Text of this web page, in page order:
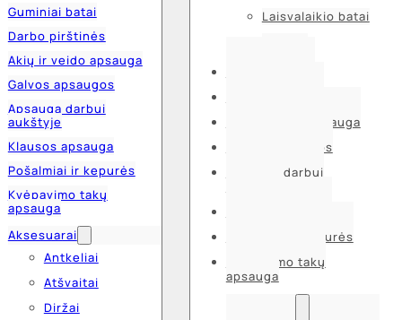
Guminiai batai
Darbo pirštinės
Akių ir veido apsauga
Galvos apsaugos
Apsauga darbui
aukštyje
Klausos apsauga
Pošalmiai ir kepurės
Kvėpavimo takų
apsauga
Aksesuarai
Antkeliai
Atšvaitai
Diržai
Laisvalaikio batai
Akių ir veido apsauga
Galvos apsaugos
Apsauga darbui
Pošalmiai ir kepurės
Kvėpavimo takų
apsauga